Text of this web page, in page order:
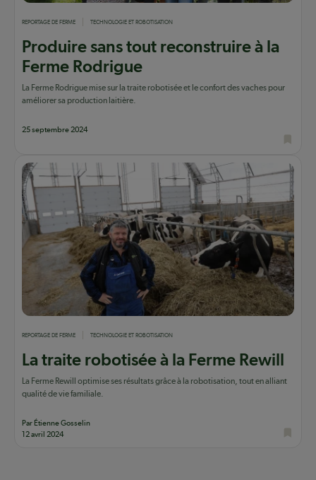
REPORTAGE DE FERME TECHNOLOGIE ET ROBOTISATION
Produire sans tout reconstruire à la
Ferme Rodrigue
La Ferme Rodrigue mise sur la traite robotisée et le confort des vaches pour
améliorer sa production laitière.
25 septembre 2024
REPORTAGE DE FERME TECHNOLOGIE ET ROBOTISATION
La traite robotisée à la Ferme Rewill
La Ferme Rewill optimise ses résultats grâce à la robotisation, tout en alliant
qualité de vie familiale.
Par Étienne Gosselin
12 avril 2024